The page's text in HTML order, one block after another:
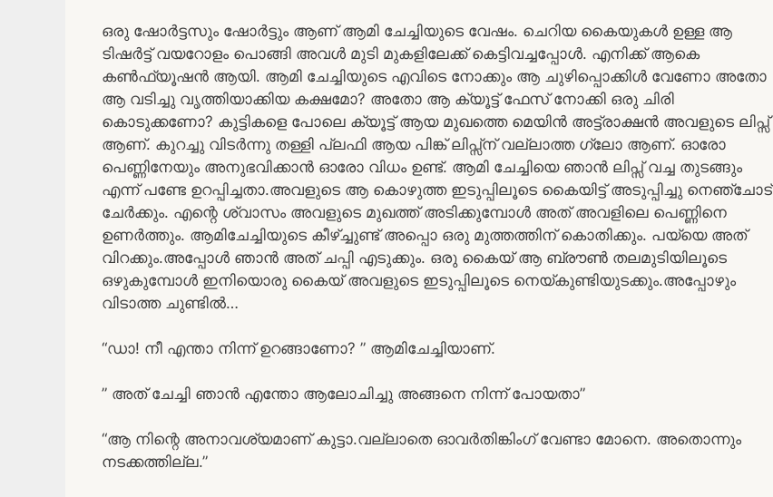
ഒരു ഷോർട്ടസും ഷോർട്ടും ആണ് ആമി ചേച്ചിയുടെ വേഷം. ചെറിയ കൈയുകൾ ഉള്ള ആ
ടിഷർട്ട് വയറോളം പൊങ്ങി അവൾ മുടി മുകളിലേക്ക് കെട്ടിവച്ചപ്പോൾ. എനിക്ക് ആകെ
കൺഫ്യൂഷൻ ആയി. ആമി ചേച്ചിയുടെ എവിടെ നോക്കും ആ ചുഴിപ്പൊക്കിൾ വേണോ അതോ
ആ വടിച്ചു വൃത്തിയാക്കിയ കക്ഷമോ? അതോ ആ ക്യൂട്ട് ഫേസ് നോക്കി ഒരു ചിരി
കൊടുക്കണോ? കുട്ടികളെ പോലെ ക്യൂട്ട് ആയ മുഖത്തെ മെയിൻ അട്ട്രാക്ഷൻ അവളുടെ ലിപ്സ്
ആണ്. കുറച്ചു വിടർന്നു തള്ളി പ്ലഫി ആയ പിങ്ക് ലിപ്സ്ന് വല്ലാത്ത ഗ്ലോ ആണ്. ഓരോ
പെണ്ണിനേയും അനുഭവിക്കാൻ ഓരോ വിധം ഉണ്ട്. ആമി ചേച്ചിയെ ഞാൻ ലിപ്സ് വച്ച തുടങ്ങും
എന്ന് പണ്ടേ ഉറപ്പിച്ചതാ.അവളുടെ ആ കൊഴുത്ത ഇടുപ്പിലൂടെ കൈയിട്ട് അടുപ്പിച്ചു നെഞ്ചോട്
ചേർക്കും. എന്റെ ശ്വാസം അവളുടെ മുഖത്ത് അടിക്കുമ്പോൾ അത് അവളിലെ പെണ്ണിനെ
ഉണർത്തും. ആമിചേച്ചിയുടെ കീഴ്ച്ചുണ്ട് അപ്പൊ ഒരു മുത്തത്തിന് കൊതിക്കും. പയ്യെ അത്
വിറക്കും.അപ്പോൾ ഞാൻ അത് ചപ്പി എടുക്കും. ഒരു കൈയ് ആ ബ്രൗൺ തലമുടിയിലൂടെ
ഒഴുകുമ്പോൾ ഇനിയൊരു കൈയ് അവളുടെ ഇടുപ്പിലൂടെ നെയ്കുണ്ടിയുടക്കും.അപ്പോഴും
വിടാത്ത ചുണ്ടിൽ…
“ഡാ! നീ എന്താ നിന്ന് ഉറങ്ങാണോ? ” ആമിചേച്ചിയാണ്.
” അത് ചേച്ചി ഞാൻ എന്തോ ആലോചിച്ചു അങ്ങനെ നിന്ന് പോയതാ”
“ആ നിന്റെ അനാവശ്യമാണ് കുട്ടാ.വല്ലാതെ ഓവർതിങ്കിംഗ് വേണ്ടാ മോനെ. അതൊന്നും
നടക്കത്തില്ല.”